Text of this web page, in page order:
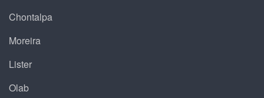
Chontalpa
Moreira
Lister
Olab